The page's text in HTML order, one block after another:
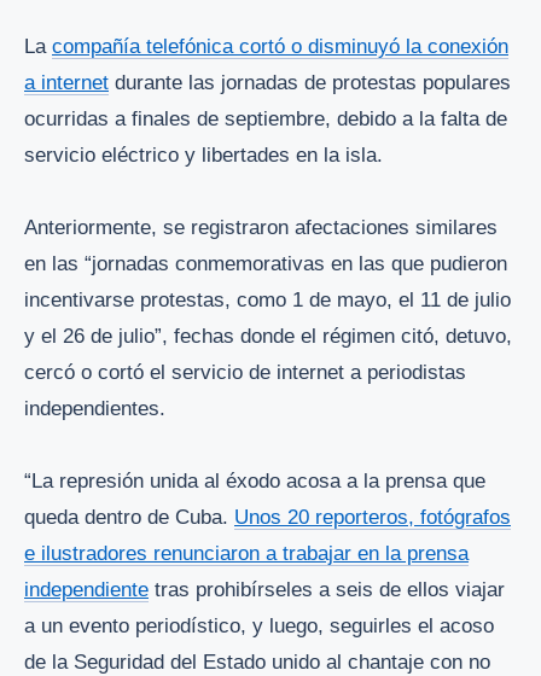
La compañía telefónica cortó o disminuyó la conexión
a internet durante las jornadas de protestas populares
ocurridas a finales de septiembre, debido a la falta de
servicio eléctrico y libertades en la isla.
Anteriormente, se registraron afectaciones similares
en las “jornadas conmemorativas en las que pudieron
incentivarse protestas, como 1 de mayo, el 11 de julio
y el 26 de julio”, fechas donde el régimen citó, detuvo,
cercó o cortó el servicio de internet a periodistas
independientes.
“La represión unida al éxodo acosa a la prensa que
queda dentro de Cuba. Unos 20 reporteros, fotógrafos
e ilustradores renunciaron a trabajar en la prensa
independiente tras prohibírseles a seis de ellos viajar
a un evento periodístico, y luego, seguirles el acoso
de la Seguridad del Estado unido al chantaje con no